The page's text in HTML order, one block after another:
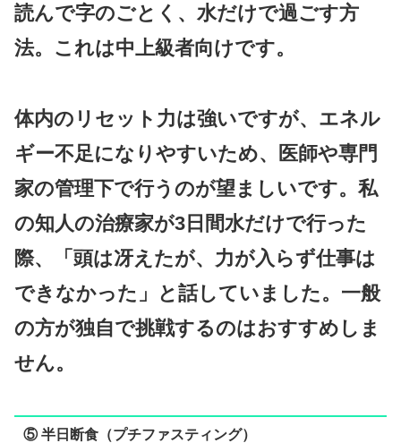
読んで字のごとく、水だけで過ごす方
法。これは中上級者向けです。
体内のリセット力は強いですが、エネル
ギー不足になりやすいため、医師や専門
家の管理下で行うのが望ましいです。私
の知人の治療家が3日間水だけで行った
際、「頭は冴えたが、力が入らず仕事は
できなかった」と話していました。一般
の方が独自で挑戦するのはおすすめしま
せん。
⑤ 半日断食（プチファスティング）